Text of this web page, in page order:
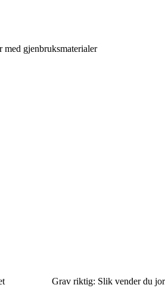
med gjenbruksmaterialer
Grav riktig: Slik vender du